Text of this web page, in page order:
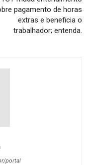
pagamento de horas
extras e beneficia o
trabalhador; entenda.
portal